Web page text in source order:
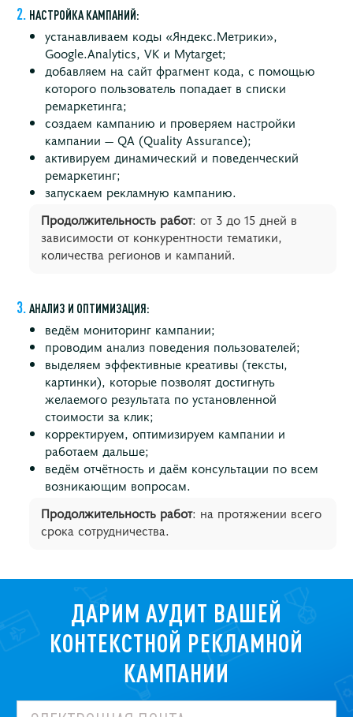
НАСТРОЙКА КАМПАНИЙ:
устанавливаем коды «Яндекс.Метрики»,
Google.Analytics, VK и Mytarget;
добавляем на сайт фрагмент кода, с помощью
которого пользователь попадает в списки
ремаркетинга;
создаем кампанию и проверяем настройки
кампании — QA (Quality Assurance);
активируем динамический и поведенческий
ремаркетинг;
запускаем рекламную кампанию.
Продолжительность работ: от 3 до 15 дней в
зависимости от конкурентности тематики,
количества регионов и кампаний.
АНАЛИЗ И ОПТИМИЗАЦИЯ:
ведём мониторинг кампании;
проводим анализ поведения пользователей;
выделяем эффективные креативы (тексты,
картинки), которые позволят достигнуть
желаемого результата по установленной
стоимости за клик;
корректируем, оптимизируем кампании и
работаем дальше;
ведём отчётность и даём консультации по всем
возникающим вопросам.
Продолжительность работ: на протяжении всего
срока сотрудничества.
ДАРИМ АУДИТ ВАШЕЙ
КОНТЕКСТНОЙ РЕКЛАМНОЙ
КАМПАНИИ